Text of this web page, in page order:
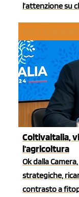
l’attenzione su
Coltivaitalia,
l'agricoltura
Ok dalla
strategiche,
contrasto a